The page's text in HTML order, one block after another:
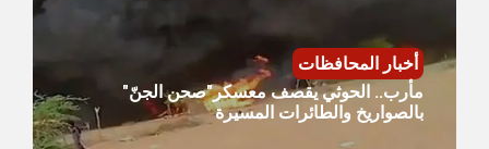
أخبار المحافظات
مأرب.. الحوثي يقصف معسكر"صحن الجنّ"
بالصواريخ والطائرات المسيرة